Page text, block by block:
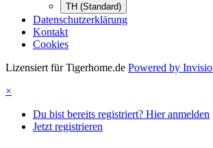
TH (Standard)
Datenschutzerklärung
Kontakt
Cookies
Lizensiert für Tigerhome.de Powered by
×
Du bist bereits registriert? Hier anmelden
Jetzt registrieren